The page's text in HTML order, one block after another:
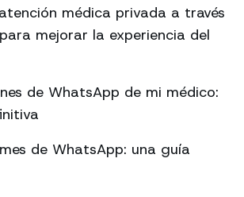
médica privada a través
mejorar la experiencia del
de WhatsApp de mi médico:
de WhatsApp: una guía